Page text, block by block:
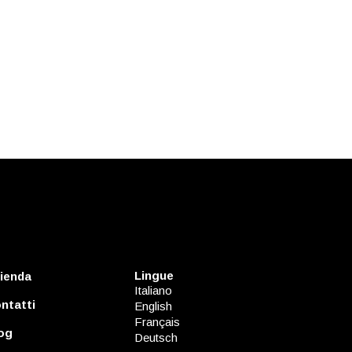
Lingue
Italiano
English
Français
Deutsch